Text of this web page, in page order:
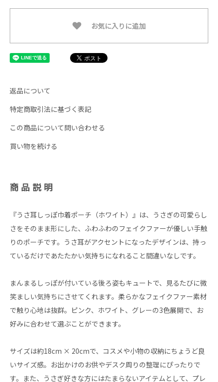
お気に入りに追加
返品について
特定商取引法に基づく表記
この商品について問い合わせる
買い物を続ける
商品説明
『うさ耳しっぽ巾着ポーチ（ホワイト）』は、うさぎの可愛らし
さをそのまま形にした、ふわふわのフェイクファーが優しい手触
りのポーチです。うさ耳がアクセントになったデザインは、持っ
ているだけであたたかい気持ちになれること間違いなしです。
まんまるしっぽが付いている後ろ姿もキュートで、見るたびに微
笑ましい気持ちにさせてくれます。柔らかなフェイクファー素材
で触り心地は抜群。ピンク、ホワイト、グレーの3色展開で、お
好みに合わせて選ぶことができます。
サイズは約18cm × 20cmで、コスメや小物の収納にちょうど良
いサイズ感。お出かけのお供やデスク周りの整理にぴったりで
す。また、うさぎ好きな方にはたまらないアイテムとして、プレ